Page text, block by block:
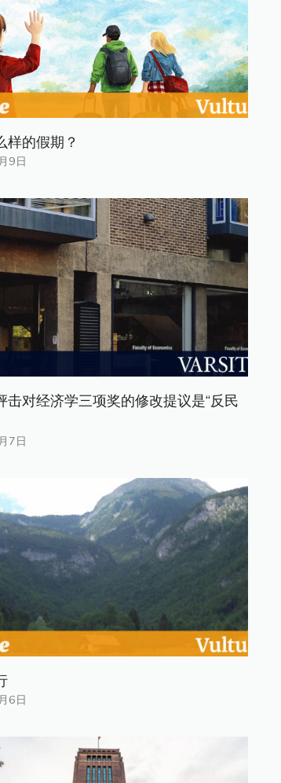
样的假期？
9日
击对经济学三项奖的修改提议是“反民
7日
6日